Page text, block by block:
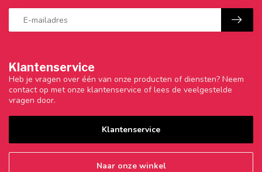
Klantenservice
Heb je vragen over één van onze producten of diensten? Neem
contact op met onze klantenservice of lees de veelgestelde
vragen door.
Klantenservice
Naar onze winkel